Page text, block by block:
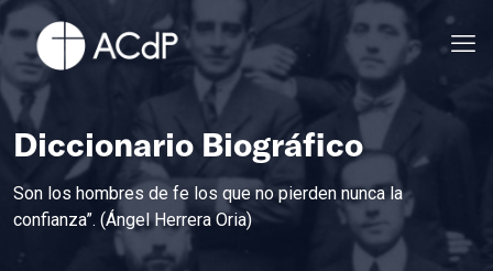
Diccionario Biográfico
Son los hombres de fe los que no pierden nunca la
confianza”. (Ángel Herrera Oria)